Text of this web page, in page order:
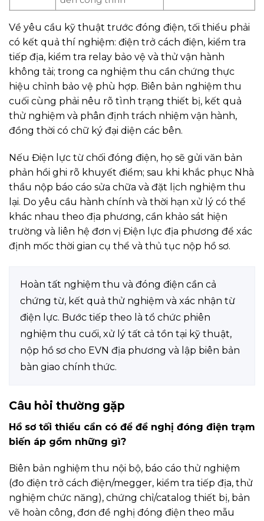
Về yêu cầu kỹ thuật trước đóng điện, tối thiểu phải
có kết quả thí nghiệm: điện trở cách điện, kiểm tra
tiếp địa, kiểm tra relay bảo vệ và thử vận hành
không tải; trong ca nghiệm thu cần chứng thực
hiệu chỉnh bảo vệ phù hợp. Biên bản nghiệm thu
cuối cùng phải nêu rõ tình trạng thiết bị, kết quả
thử nghiệm và phân định trách nhiệm vận hành,
đồng thời có chữ ký đại diện các bên.
Nếu Điện lực từ chối đóng điện, họ sẽ gửi văn bản
phản hồi ghi rõ khuyết điểm; sau khi khắc phục Nhà
thầu nộp báo cáo sửa chữa và đặt lịch nghiệm thu
lại. Do yêu cầu hành chính và thời hạn xử lý có thể
khác nhau theo địa phương, cần khảo sát hiện
trường và liên hệ đơn vị Điện lực địa phương để xác
định mốc thời gian cụ thể và thủ tục nộp hồ sơ.
Hoàn tất nghiệm thu và đóng điện cần cả
chứng từ, kết quả thử nghiệm và xác nhận từ
điện lực. Bước tiếp theo là tổ chức phiên
nghiệm thu cuối, xử lý tất cả tồn tại kỹ thuật,
nộp hồ sơ cho EVN địa phương và lập biên bản
bàn giao chính thức.
Câu hỏi thường gặp
Hồ sơ tối thiểu cần có để đề nghị đóng điện trạm
biến áp gồm những gì?
Biên bản nghiệm thu nội bộ, báo cáo thử nghiệm
(đo điện trở cách điện/megger, kiểm tra tiếp địa, thử
nghiệm chức năng), chứng chỉ/catalog thiết bị, bản
vẽ hoàn công, đơn đề nghị đóng điện theo mẫu